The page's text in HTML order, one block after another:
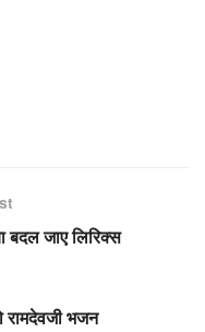
बदल जाए लिरिक्स
रामदेवजी भजन